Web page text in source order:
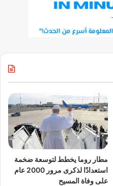
مطار روما يخطط لتوسعة ضخمة
استعدادًا لذكرى مرور 2000 عام
على وفاة المسيح